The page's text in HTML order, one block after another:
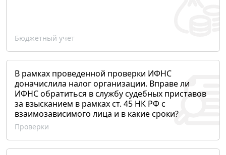
Бюджетный учет
В рамках проведенной проверки ИФНС
доначислила налог организации. Вправе ли
ИФНС обратиться в службу судебных приставов
за взысканием в рамках ст. 45 НК РФ с
взаимозависимого лица и в какие сроки?
Проверки